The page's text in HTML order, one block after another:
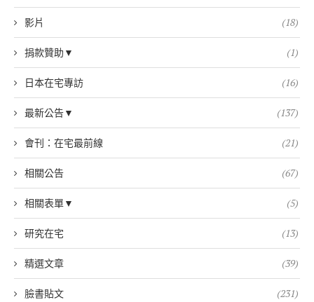
影片 (18)
捐款贊助▼ (1)
日本在宅專訪 (16)
最新公告▼ (137)
會刊：在宅最前線 (21)
相關公告 (67)
相關表單▼ (5)
研究在宅 (13)
精選文章 (39)
臉書貼文 (231)